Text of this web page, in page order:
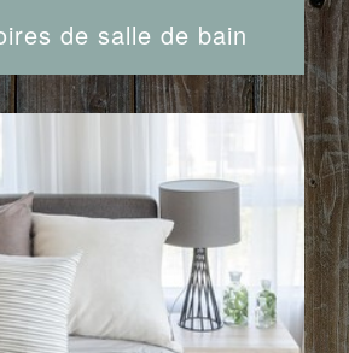
de salle de bain